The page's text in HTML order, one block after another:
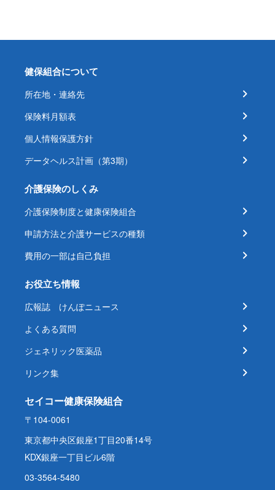
健保組合について
所在地・連絡先
保険料月額表
個人情報保護方針
データヘルス計画（第3期）
介護保険のしくみ
介護保険制度と健康保険組合
申請方法と介護サービスの種類
費用の一部は自己負担
お役立ち情報
広報誌 けんぽニュース
よくある質問
ジェネリック医薬品
リンク集
セイコー健康保険組合
〒104-0061
東京都中央区銀座1丁目20番14号
KDX銀座一丁目ビル6階
03-3564-5480